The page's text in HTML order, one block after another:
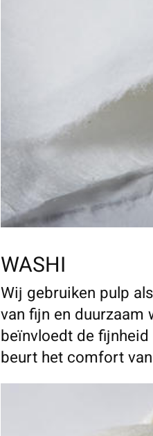
WASHI
Wij gebruiken pulp
van fijn en duurzaam
beïnvloedt de
beurt het comfort